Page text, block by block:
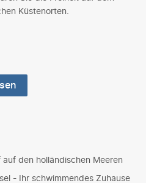
Küstenorten.
den holländischen Meeren
- Ihr schwimmendes Zuhause